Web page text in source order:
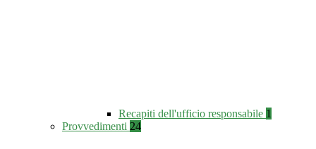
Recapiti dell'ufficio responsabile 1
Provvedimenti 24